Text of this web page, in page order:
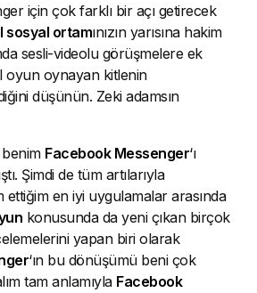
için çok farklı bir açı getirecek
sosyal ortamınızın yarısına hakim
sesli-videolu görüşmelere ek
oyun oynayan kitlenin
düşünün. Zeki adamsın
Facebook Messenger‘ı
Şimdi de tüm artılarıyla
en iyi uygulamalar arasında
konusunda da yeni çıkan birçok
yapan biri olarak
‘ın bu dönüşümü beni çok
tam anlamıyla Facebook